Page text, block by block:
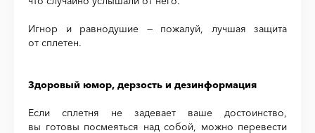
Игнор и равнодушие — пожалуй, лучшая защита
от сплетен.
Здоровый юмор, дерзость и дезинформация
Если сплетня не задевает ваше достоинство,
вы готовы посмеяться над собой, можно перевести